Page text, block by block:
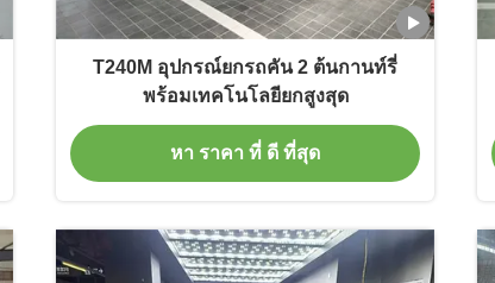
T240M อุปกรณ์ยกรถคัน 2 ต้นกานท์รี่
พร้อมเทคโนโลยียกสูงสุด
หา ราคา ที่ ดี ที่สุด